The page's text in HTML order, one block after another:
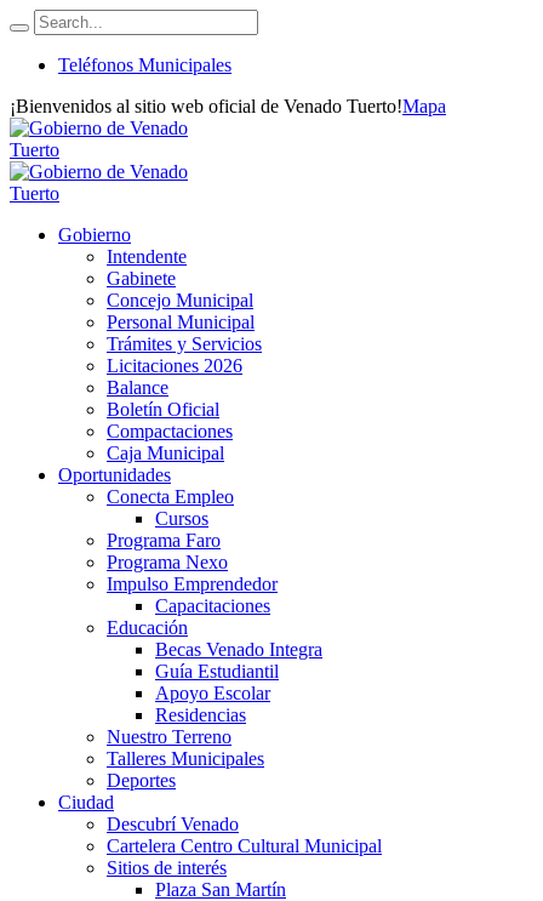
Teléfonos Municipales
¡Bienvenidos al sitio web oficial de Venado Tuerto!Mapa
Gobierno
Intendente
Gabinete
Concejo Municipal
Personal Municipal
Trámites y Servicios
Licitaciones 2026
Balance
Boletín Oficial
Compactaciones
Caja Municipal
Oportunidades
Conecta Empleo
Cursos
Programa Faro
Programa Nexo
Impulso Emprendedor
Capacitaciones
Educación
Becas Venado Integra
Guía Estudiantil
Apoyo Escolar
Residencias
Nuestro Terreno
Talleres Municipales
Deportes
Ciudad
Descubrí Venado
Cartelera Centro Cultural Municipal
Sitios de interés
Plaza San Martín